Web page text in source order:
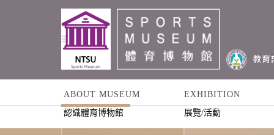
ABOUT MUSEUM
認識體育博物館
EXHIBITION
展覽/活動